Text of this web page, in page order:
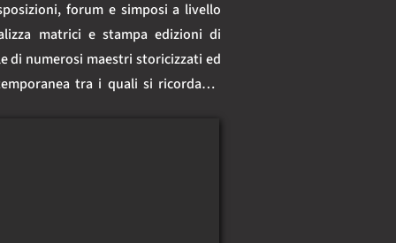
forum e simposi a livello
matrici e stampa edizioni di
di numerosi maestri storicizzati ed
tra i quali si ricordano: